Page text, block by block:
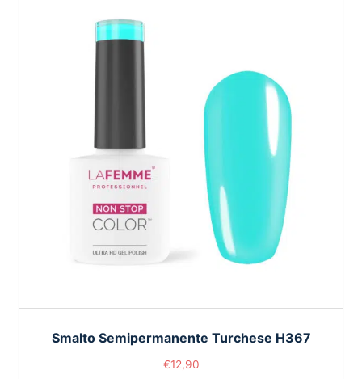
Smalto Semipermanente Turchese H367
€12,90